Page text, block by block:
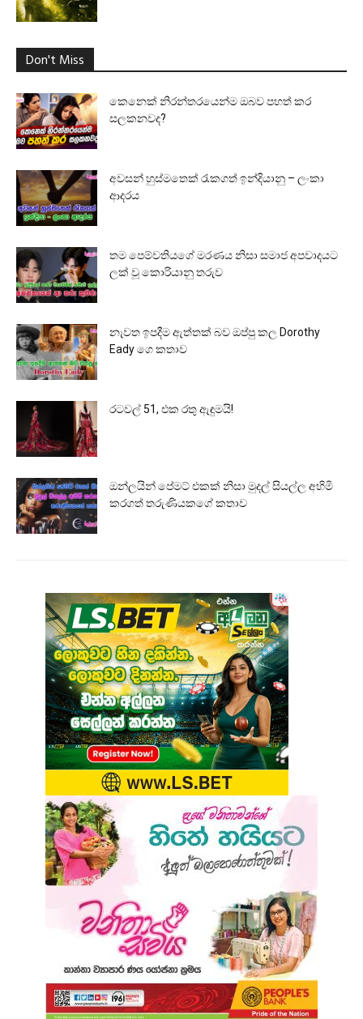
Don't Miss
කෙනෙක් නිරන්තරයෙන්ම ඔබව පහත් කර
සලකනවද?
අවසන් හුස්මතෙක් රැකගත් ඉන්දියානු – ලංකා
ආදරය
තම පෙම්වතියගේ මරණය නිසා සමාජ අපවාදයට
ලක් වූ කොරියානු තරුව
නැවත ඉපදීම ඇත්තක් බව ඔප්පු කල Dorothy
Eady ගෙ කතාව
රටවල් 51, එක රතු ඇඳුමයි!
ඔන්ලයින් පේමට් එකක් නිසා මුදල් සියල්ල අහිමි
කරගත් තරුණියකගේ කතාව